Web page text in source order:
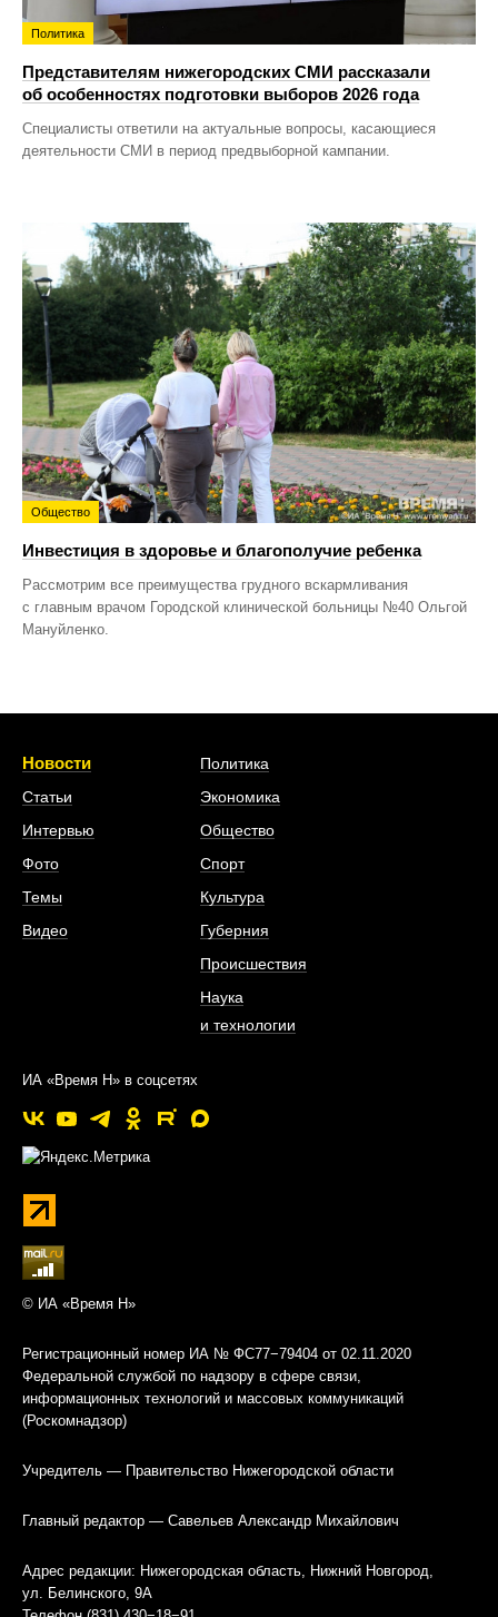
Политика
Представителям нижегородских СМИ рассказали
об особенностях подготовки выборов 2026 года
Специалисты ответили на актуальные вопросы, касающиеся
деятельности СМИ в период предвыборной кампании.
Общество
Инвестиция в здоровье и благополучие ребенка
Рассмотрим все преимущества грудного вскармливания
с главным врачом Городской клинической больницы №40 Ольгой
Мануйленко.
Новости
Статьи
Интервью
Фото
Темы
Видео
Политика
Экономика
Общество
Спорт
Культура
Губерния
Происшествия
Наука
и технологии
ИА «Время Н» в соцсетях
© ИА «Время Н»
Регистрационный номер ИА № ФС77−79404 от 02.11.2020
Федеральной службой по надзору в сфере связи,
информационных технологий и массовых коммуникаций
(Роскомнадзор)
Учредитель — Правительство Нижегородской области
Главный редактор — Савельев Александр Михайлович
Адрес редакции: Нижегородская область, Нижний Новгород,
ул. Белинского, 9А